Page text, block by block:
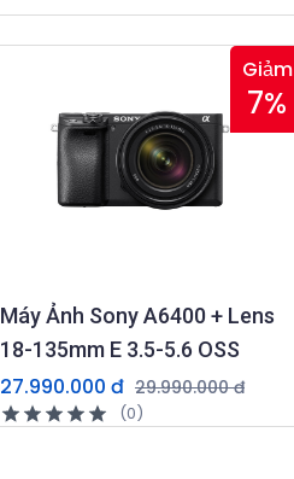
Giảm
7%
Máy Ảnh Sony A6400 + Lens
18-135mm E 3.5-5.6 OSS
27.990.000 đ 29.990.000 đ
(0)